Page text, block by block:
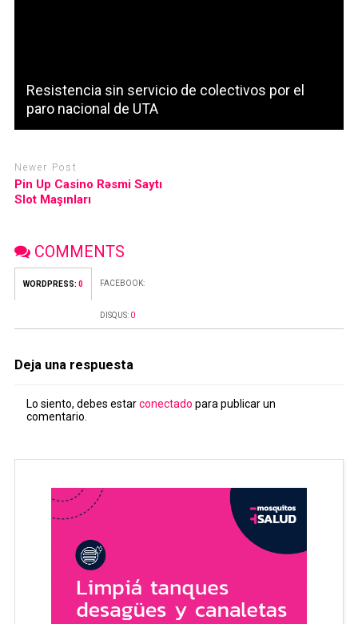
Resistencia sin servicio de colectivos por el
paro nacional de UTA
Newer Post
Pin Up Casino Rəsmi Saytı
Slot Maşınları
COMMENTS
WORDPRESS: 0 FACEBOOK:
DISQUS: 0
Deja una respuesta
Lo siento, debes estarconectado para publicar un
comentario.